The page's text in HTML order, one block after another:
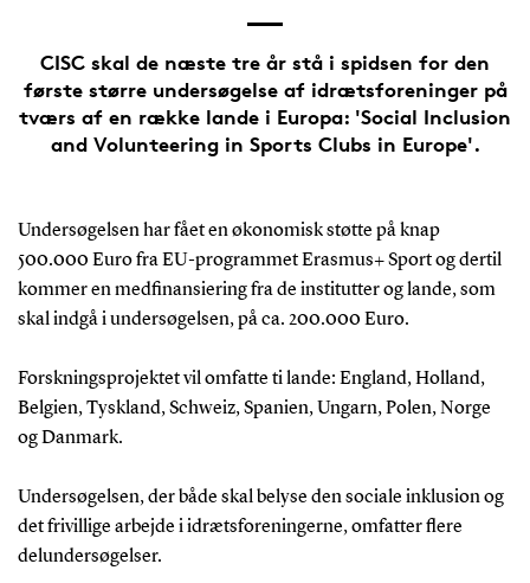
CISC skal de næste tre år stå i spidsen for den
første større undersøgelse af idrætsforeninger på
tværs af en række lande i Europa: 'Social Inclusion
and Volunteering in Sports Clubs in Europe'.
Undersøgelsen har fået en økonomisk støtte på knap
500.000 Euro fra EU-programmet Erasmus+ Sport og dertil
kommer en medfinansiering fra de institutter og lande, som
skal indgå i undersøgelsen, på ca. 200.000 Euro.
Forskningsprojektet vil omfatte ti lande: England, Holland,
Belgien, Tyskland, Schweiz, Spanien, Ungarn, Polen, Norge
og Danmark.
Undersøgelsen, der både skal belyse den sociale inklusion og
det frivillige arbejde i idrætsforeningerne, omfatter flere
delundersøgelser.